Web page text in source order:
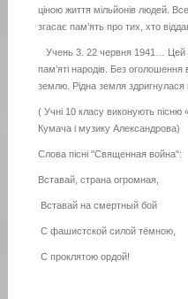
ціною життя мільйонів людей. Все
згасає пам’ять про тих, хто
Учень 3. 22 червня 1941… Цей
пам’яті народів. Без оголошення
землю. Рідна земля здригнулася
( Учні 10 класу виконують пісню
Кумача і музику Александрова)
Слова пісні "Священная война":
Вставай, страна огромная,
Вставай на смертный бой
С фашистской силой тёмною,
С проклятою ордой!